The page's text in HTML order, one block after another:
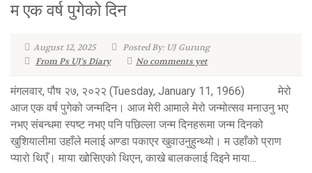
म एक वर्ष पुगेको दिन
August 12, 2025
Posted By: UJ Gurung
From Ps UJ's Diary
No comments yet
मंगलवार, पौष २७, २०२२ (Tuesday, January 11, 1966) मेरो
आज एक वर्ष पुगेको जन्मदिन। आज मेरी आमाले मेरो जन्मोत्सव मनाउनु भए
नभए संबन्धमा स्पष्ट नभए पनि पछिल्ला जन्म दिनहरूमा जन्म दिनको
खुशियालीमा उहाँले मलाई अण्डा पकाएर खुवाउनुहुन्थ्यो। म उहाँको प्राण
प्यारो थिएँ। माया खोसिएको थिएन, काखे बालकलाई दिइने माया...